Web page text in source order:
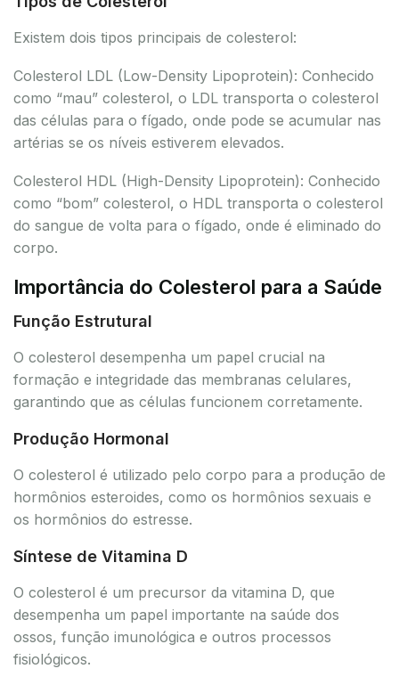
Existem dois tipos principais de colesterol:
Colesterol LDL (Low-Density Lipoprotein): Conhecido
como “mau” colesterol, o LDL transporta o colesterol
das células para o fígado, onde pode se acumular nas
artérias se os níveis estiverem elevados.
Colesterol HDL (High-Density Lipoprotein): Conhecido
como “bom” colesterol, o HDL transporta o colesterol
do sangue de volta para o fígado, onde é eliminado do
corpo.
Importância do Colesterol para a Saúde
Função Estrutural
O colesterol desempenha um papel crucial na
formação e integridade das membranas celulares,
garantindo que as células funcionem corretamente.
Produção Hormonal
O colesterol é utilizado pelo corpo para a produção de
hormônios esteroides, como os hormônios sexuais e
os hormônios do estresse.
Síntese de Vitamina D
O colesterol é um precursor da vitamina D, que
desempenha um papel importante na saúde dos
ossos, função imunológica e outros processos
fisiológicos.